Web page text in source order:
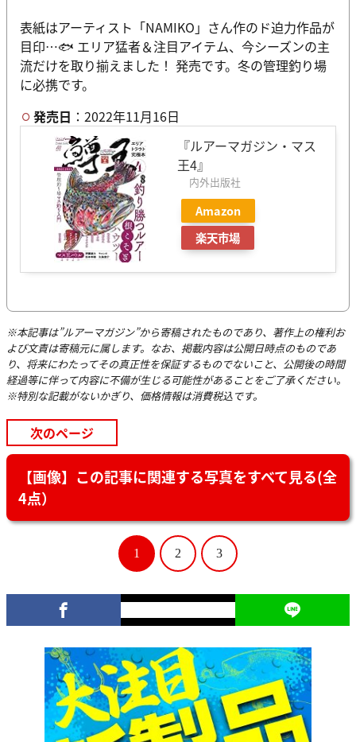
表紙はアーティスト「NAMIKO」さん作のド迫力作品が
目印…🐟 エリア猛者＆注目アイテム、今シーズンの主
流だけを取り揃えました！ 発売です。冬の管理釣り場
に必携です。
発売日 ：2022年11月16日
『ルアーマガジン・マス
王4』
内外出版社
Amazon
楽天市場
※本記事は”ルアーマガジン”から寄稿されたものであり、著作上の権利お
よび文責は寄稿元に属します。なお、掲載内容は公開日時点のものであ
り、将来にわたってその真正性を保証するものでないこと、公開後の時間
経過等に伴って内容に不備が生じる可能性があることをご了承ください。
※特別な記載がないかぎり、価格情報は消費税込です。
次のページ
【画像】この記事に関連する写真をすべて見る(全
4点）
1 2 3